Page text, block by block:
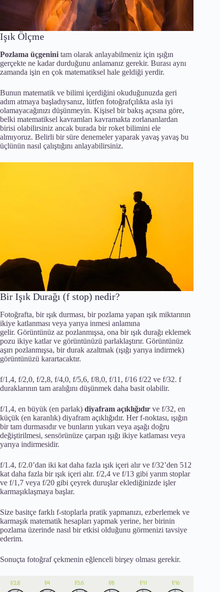
Işık Ölçme
Pozlama üçgenini tam olarak anlayabilmeniz için ışığın
gerçekte ne kadar durduğunu anlamanız gerekir. Burası aynı
zamanda işin en çok matematiksel hale geldiği yerdir.
Bunun matematik ve bilimi içerdiğini okuduğunuzda geri
adım atmaya başladıysanız, lütfen fotoğrafçılıkta asla iyi
olamayacağınızı düşünmeyin. Kişisel bir bakış açısına göre,
belki matematiksel kavramları kavramakta zorlananlardan
birisi olabilirsiniz ancak burada bir roket bilimini ele
almıyoruz. Belirli bir süre denemeler yaparak yavaş yavaş bu
üçlünün nasıl çalıştığını anlayabilirsiniz.
Bir Işık Durağı (f stop) nedir?
Fotoğrafta, bir ışık durması, bir pozlama yapan ışık miktarının
ikiye katlanması veya yarıya inmesi anlamına
gelir. Görüntünüz az pozlanmışsa, ona bir ışık durağı eklemek
pozu ikiye katlar ve görüntünüzü parlaklaştırır. Görüntünüz
aşırı pozlanmışsa, bir durak azaltmak (ışığı yarıya indirmek)
görüntünüzü karartacaktır.
f/1,4, f/2,0, f/2,8, f/4,0, f/5,6, f/8,0, f/11, f/16 f/22 ve f/32. f
duraklarının tam aralığını düşünmek daha basit olabilir.
f/1,4, en büyük (en parlak) diyafram açıklığıdır ve f/32, en
küçük (en karanlık) diyafram açıklığıdır. Her f-noktası, ışığın
bir tam durmasıdır ve bunların yukarı veya aşağı doğru
değiştirilmesi, sensörünüze çarpan ışığı ikiye katlaması veya
yarıya indirmesidir.
f/1.4, f/2.0’dan iki kat daha fazla ışık içeri alır ve f/32’den 512
kat daha fazla bir ışık içeri alır. f/2,4 ve f/13 gibi yarım stoplar
ve f/1,7 veya f/20 gibi çeyrek duruşlar eklediğinizde işler
karmaşıklaşmaya başlar.
Size basitçe farklı f-stoplarla pratik yapmanızı, ezberlemek ve
karmaşık matematik hesapları yapmak yerine, her birinin
pozlama üzerinde nasıl bir etkisi olduğunu görmenizi tavsiye
ederim.
Sonuçta fotoğraf çekmenin eğlenceli birşey olması gerekir.